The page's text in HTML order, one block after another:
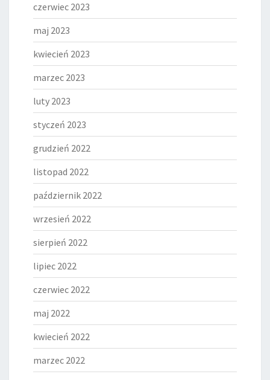
czerwiec 2023
maj 2023
kwiecień 2023
marzec 2023
luty 2023
styczeń 2023
grudzień 2022
listopad 2022
październik 2022
wrzesień 2022
sierpień 2022
lipiec 2022
czerwiec 2022
maj 2022
kwiecień 2022
marzec 2022